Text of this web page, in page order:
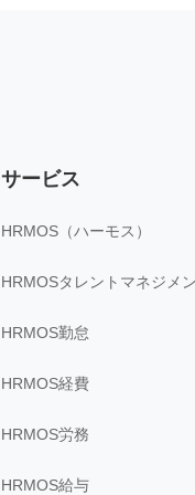
サービス
HRMOS（ハーモス）
HRMOSタレントマネジメ
HRMOS勤怠
HRMOS経費
HRMOS労務
HRMOS給与